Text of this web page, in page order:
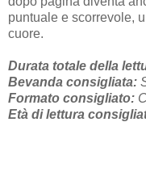
puntuale e scorrevole,
cuore.
Durata totale della
Bevanda consigliata:
Formato consigliato:
Età di lettura